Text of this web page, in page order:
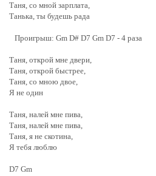
Таня, со мной зарплата,
Танька, ты будешь рада
Проигрыш: Gm D# D7 Gm D7 - 4 раза
Таня, открой мне двери,
Таня, открой быстрее,
Таня, со мною двое,
Я не один
Таня, налей мне пива,
Таня, налей мне пива,
Таня, я не скотина,
Я тебя люблю
D7 Gm